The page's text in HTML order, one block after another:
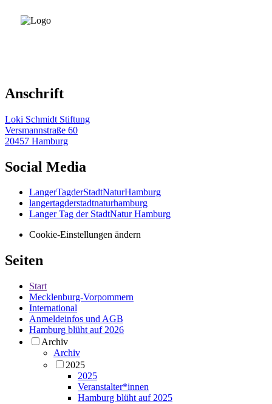
Anschrift
Loki Schmidt Stiftung
Versmannstraße 60
20457 Hamburg
Social Media
LangerTagderStadtNaturHamburg
langertagderstadtnaturhamburg
Langer Tag der StadtNatur Hamburg
Cookie-Einstellungen ändern
Seiten
Start
Mecklenburg-Vorpommern
International
Anmeldeinfos und AGB
Hamburg blüht auf 2026
Archiv
Archiv
2025
2025
Veranstalter*innen
Hamburg blüht auf 2025